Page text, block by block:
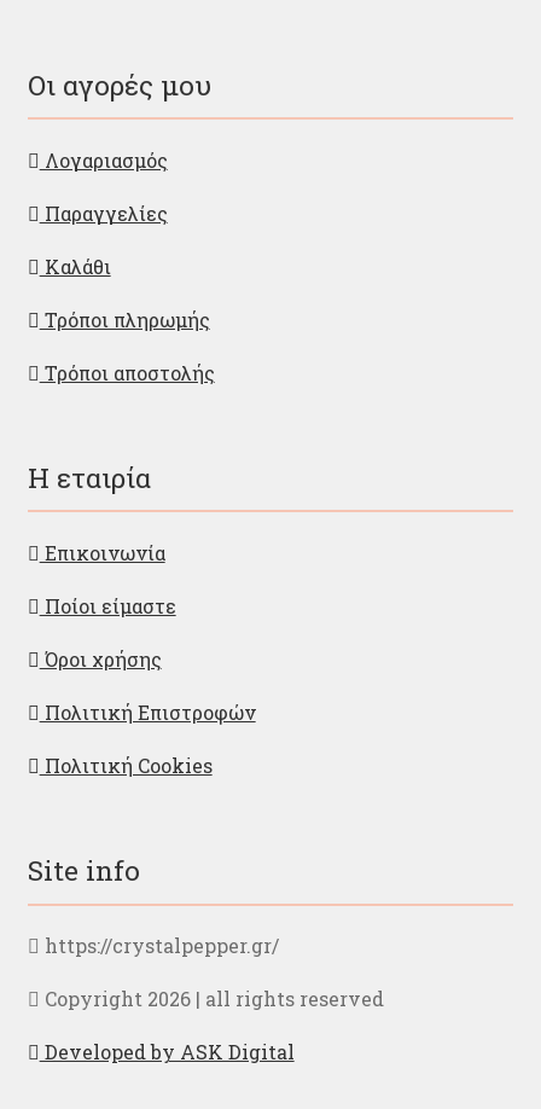
Οι αγορές μου
Λογαριασμός
Παραγγελίες
Καλάθι
Τρόποι πληρωμής
Τρόποι αποστολής
Η εταιρία
Επικοινωνία
Ποίοι είμαστε
Όροι χρήσης
Πολιτική Επιστροφών
Πολιτική Cookies
Site info
https://crystalpepper.gr/
Copyright 2026 | all rights reserved
Developed by ASK Digital